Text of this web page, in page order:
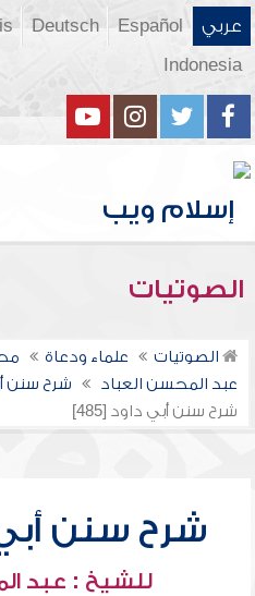
عربي Español
Deutsch
Indonesia
الصوتيات
الصوتيات علماء ودعاة
عبد المحسن العباد
شرح سنن
شرح سنن أبي داود [485]
شرح سنن أبي
للشيخ : عبد